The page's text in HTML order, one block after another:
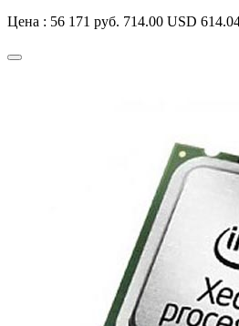
Цена : 56 171 руб. 714.00 USD